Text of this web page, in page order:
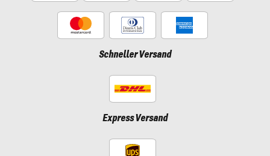
Schneller Versand
Express Versand